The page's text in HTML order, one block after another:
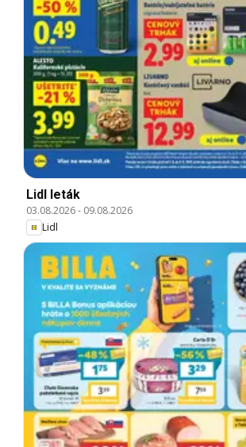
Lidl leták
03.08.2026- 09.08.2026
Lidl